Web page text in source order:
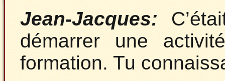
Jean-Jacques:
démarrer une
formation. Tu